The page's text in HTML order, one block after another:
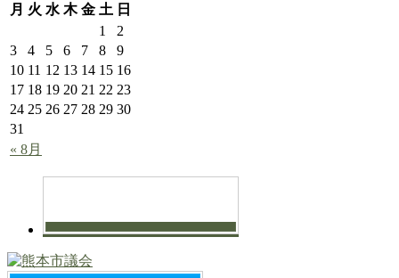
月 火 水 木 金 土 日
« 8月
1
2
3
4 5 6 7 8
9
10 11 12 13 14 15 16
17 18 19 20 21 22 23
24 25 26 27 28 29 30
31